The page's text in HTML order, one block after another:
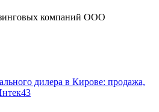
компаний ООО